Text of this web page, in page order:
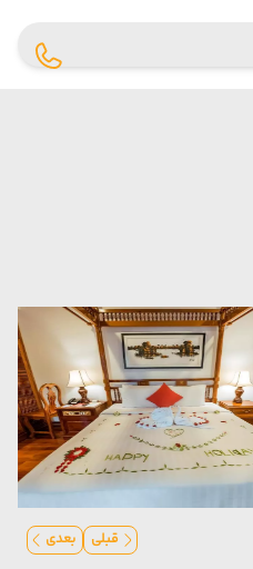
قبلی بعدی